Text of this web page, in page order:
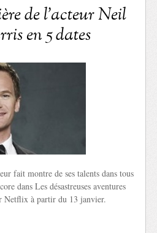
de l’acteur Neil
en 5 dates
fait montre de ses talents dans tous
dans Les désastreuses aventures
Netflix à partir du 13 janvier.